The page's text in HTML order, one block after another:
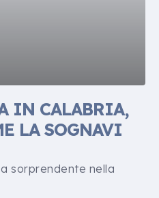
IN CALABRIA,
LA SOGNAVI
sorprendente nella